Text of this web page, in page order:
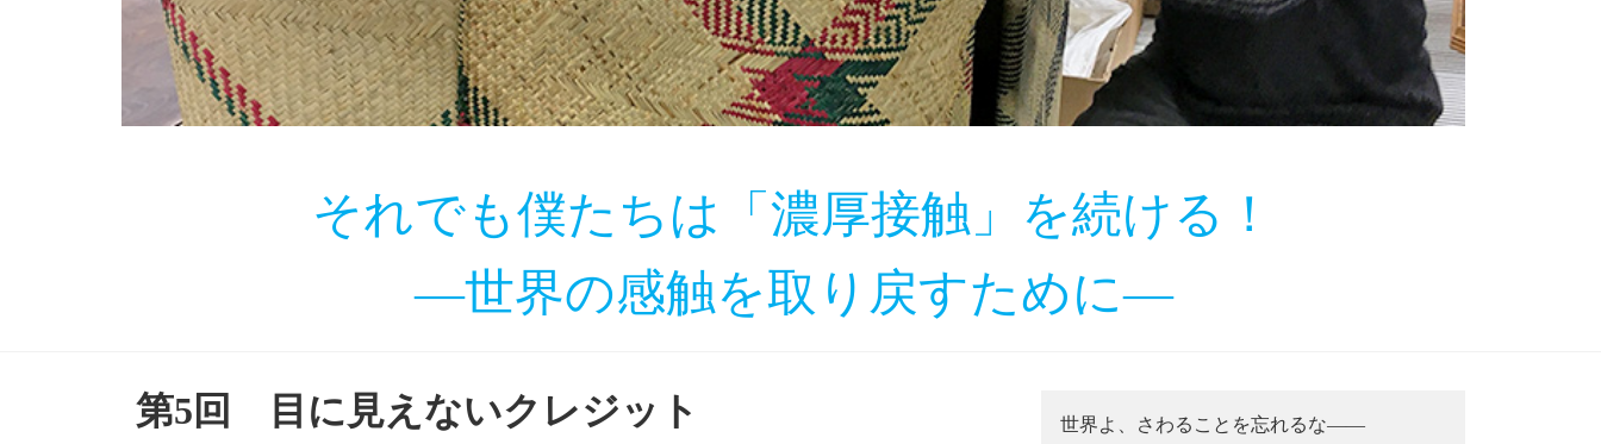
それでも僕たちは「濃厚接触」を続ける！
―世界の感触を取り戻すために―
第5回 目に見えないクレジット 世界よ、さわることを忘れるな――